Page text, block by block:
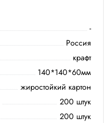
-
Россия
крафт
140*140*60мм
жиростойкий картон
200 штук
200 штук